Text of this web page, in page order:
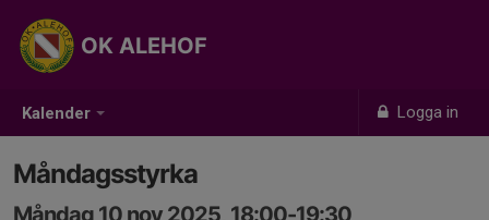
Kalender Logga in
OK ALEHOF
Måndagsstyrka
Måndag 10 nov 2025, 18:00-19:30